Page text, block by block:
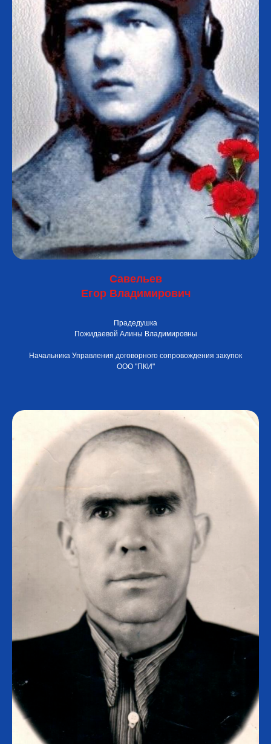
Савельев
Егор Владимирович
Прадедушка
Пожидаевой Алины Владимировны
Начальника Управления договорного сопровождения закупок
ООО "ПКИ"